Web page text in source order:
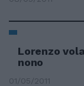
Lorenzo
nono
01/05/2011